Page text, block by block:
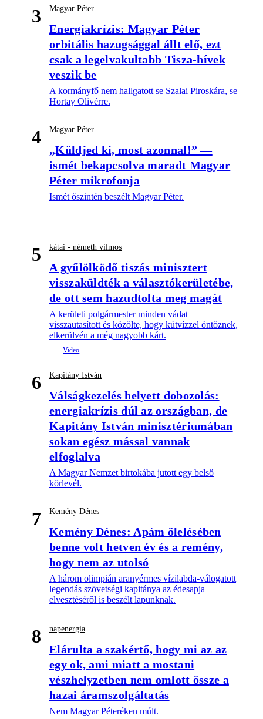
3 Magyar Péter
Energiakrízis: Magyar Péter
orbitális hazugsággal állt elő, ezt
csak a legelvakultabb Tisza-hívek
veszik be
A kormányfő nem hallgatott se Szalai Piroskára, se
Hortay Olivérre.
4 Magyar Péter
„Küldjed ki, most azonnal!” —
ismét bekapcsolva maradt Magyar
Péter mikrofonja
Ismét őszintén beszélt Magyar Péter.
5 kátai - németh vilmos
A gyűlölködő tiszás minisztert
visszaküldték a választókerületébe,
de ott sem hazudtolta meg magát
A kerületi polgármester minden vádat
visszautasított és közölte, hogy kútvízzel öntöznek,
elkerülvén a még nagyobb kárt.
6 Kapitány István
Válságkezelés helyett dobozolás:
energiakrízis dúl az országban, de
Kapitány István minisztériumában
sokan egész mással vannak
elfoglalva
A Magyar Nemzet birtokába jutott egy belső
körlevél.
7 Kemény Dénes
Kemény Dénes: Apám ölelésében
benne volt hetven év és a remény,
hogy nem az utolsó
A három olimpián aranyérmes vízilabda-válogatott
legendás szövetségi kapitánya az édesapja
elvesztéséről is beszélt lapunknak.
8 napenergia
Elárulta a szakértő, hogy mi az az
egy ok, ami miatt a mostani
vészhelyzetben nem omlott össze a
hazai áramszolgáltatás
Nem Magyar Péteréken múlt.